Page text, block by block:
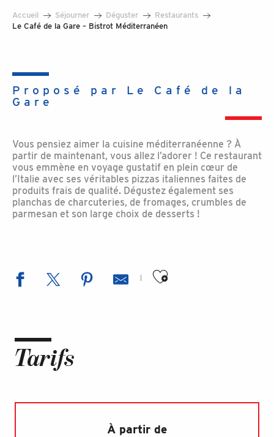
Accueil Séjourner Déguster
Restaurants
Le Café de la Gare – Bistrot Méditerranéen
Proposé par Le Café de la
Gare
Vous pensiez aimer la cuisine méditerranéenne ? À
partir de maintenant, vous allez l’adorer ! Ce restaurant
vous emmène en voyage gustatif en plein cœur de
l’Italie avec ses véritables pizzas italiennes faites de
produits frais de qualité. Dégustez également ses
planchas de charcuteries, de fromages, crumbles de
parmesan et son large choix de desserts !
Ajouter aux favoris
Tarifs
À partir de